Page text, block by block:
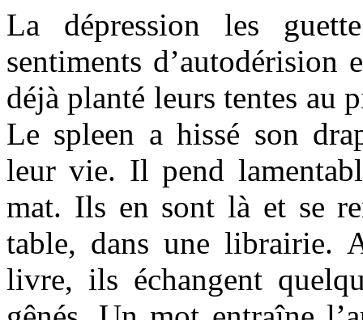
La dépression les
sentiments d’autodérision
déjà planté leurs tentes au
Le spleen a hissé son
leur vie. Il pend
mat. Ils en sont là et se
table, dans une librairie.
livre, ils échangent